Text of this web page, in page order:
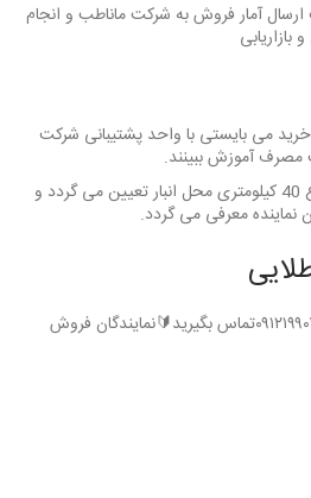
آمار فروش به شرکت ماناطب و انجام
می بایستی با واحد پشتیبانی شرکت
مصرف آموزش ببینند.
محل فعالیت نماینده تا شعاع 40 کیلومتری محل انبار تعیین می گردد و
نماینده معرفی می گردد.